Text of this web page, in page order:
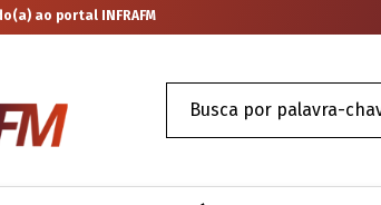
ao portal INFRAFM